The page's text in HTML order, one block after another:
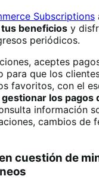
Subscriptions
beneficios y
periódicos.
aceptes
para que los
favoritos, con el
gestionar los pagos
información
cambios de
cuestión de